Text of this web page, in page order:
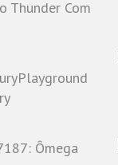
Thunder Com
Playground
Ômega